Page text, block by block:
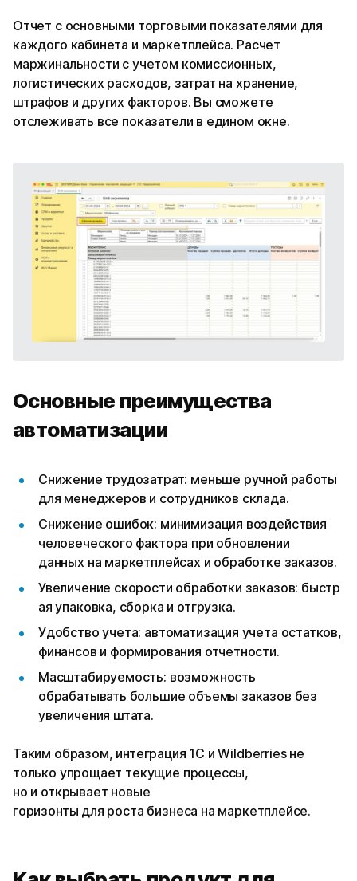
Отчет с основными торговыми показателями для
каждого кабинета и маркетплейса. Расчет
маржинальности с учетом комиссионных,
логистических расходов, затрат на хранение,
штрафов и других факторов. Вы сможете
отслеживать все показатели в едином окне.
Основные преимущества
автоматизации
Снижение трудозатрат: меньше ручной работы
для менеджеров и сотрудников склада.
Снижение ошибок: минимизация воздействия
человеческого фактора при обновлении
данных на маркетплейсах и обработке заказов.
Увеличение скорости обработки заказов: быстр
ая упаковка, сборка и отгрузка.
Удобство учета: автоматизация учета остатков,
финансов и формирования отчетности.
Масштабируемость: возможность
обрабатывать большие объемы заказов без
увеличения штата.
Таким образом, интеграция 1С и Wildberries не
только упрощает текущие процессы,
но и открывает новые
горизонты для роста бизнеса на маркетплейсе.